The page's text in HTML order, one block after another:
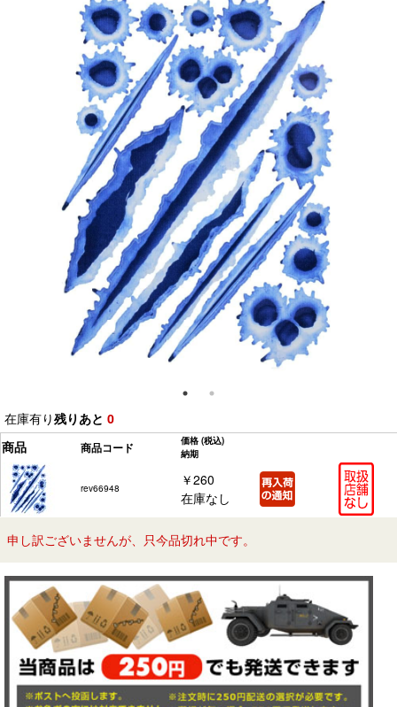
在庫有り残りあと 0
商品
商品コード 価格 (税込)
納期
rev66948
￥260
在庫なし
申し訳ございませんが、只今品切れ中です。